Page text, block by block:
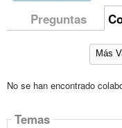
Preguntas
No se han encontrado
Temas